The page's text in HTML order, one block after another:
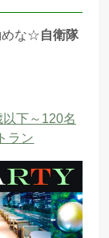
めな☆自衛隊
以下～120名
ラン